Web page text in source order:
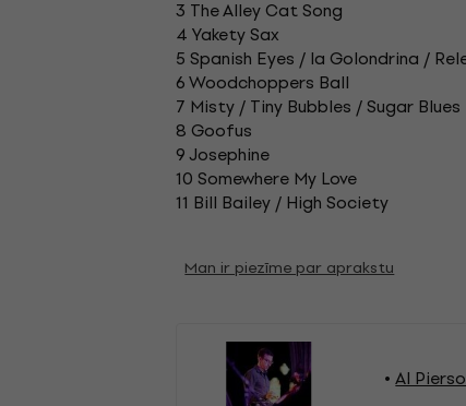
3 The Alley Cat Song
4 Yakety Sax
5 Spanish Eyes / la Golondrina /
6 Woodchoppers Ball
7 Misty / Tiny Bubbles / Sugar Blues
8 Goofus
9 Josephine
10 Somewhere My Love
11 Bill Bailey / High Society
Man ir piezīme par aprakstu
Al